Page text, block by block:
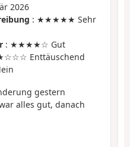
2026
: ★★★★★ Sehr
: ★★★★☆ Gut
Enttäuschend
gestern
alles gut, danach